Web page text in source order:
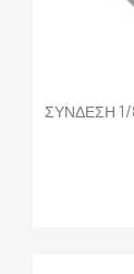
ΣΥΝΔΕΣΗ